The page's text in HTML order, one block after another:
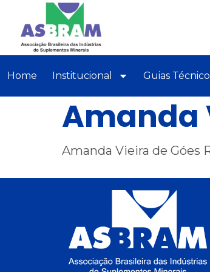
Home Institucional Guias
Amanda
Amanda Vieira de Góes